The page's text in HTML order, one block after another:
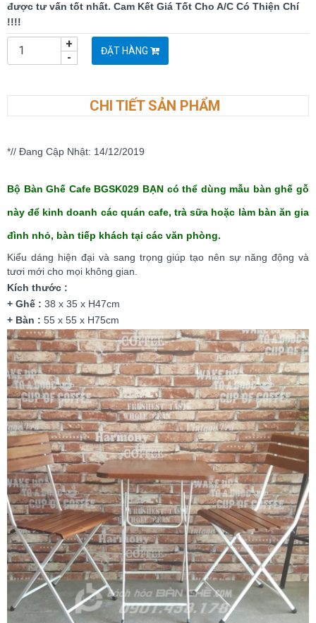
được tư vấn tốt nhất. Cam Kết Giá Tốt Cho A/C Có Thiện Chí
!!!!
-
+ ĐẶT HÀNG
CHI TIẾT SẢN PHẨM
*// Đang Cập Nhật: 14/12/2019
Bộ Bàn Ghế Cafe BGSK029 BẠN có thể dùng mẫu bàn ghế gỗ
này để kinh doanh các quán cafe, trà sữa hoặc làm bàn ăn gia
đình nhỏ, bàn tiếp khách tại các văn phòng.
Kiểu dáng hiện đại và sang trọng giúp tạo nên sự năng động và
tươi mới cho mọi không gian.
Kích thước :
+ Ghế : 38 x 35 x H47cm
+ Bàn : 55 x 55 x H75cm